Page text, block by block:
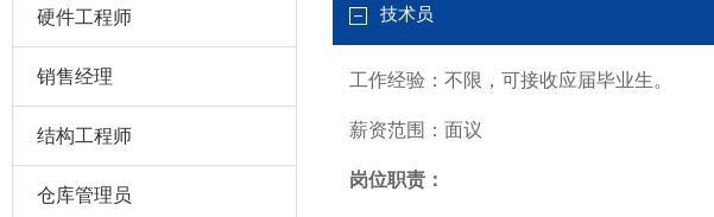
硬件工程师
销售经理
结构工程师
仓库管理员
技术员
工作经验：不限，可接收应届毕业生。
薪资范围：面议
岗位职责：